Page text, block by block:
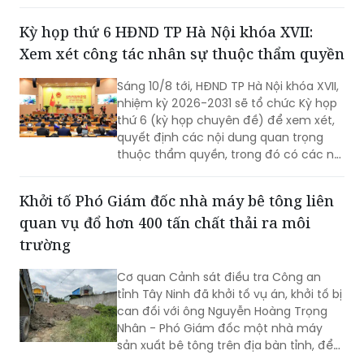
Kỳ họp thứ 6 HĐND TP Hà Nội khóa XVII:
Xem xét công tác nhân sự thuộc thẩm quyền
Sáng 10/8 tới, HĐND TP Hà Nội khóa XVII,
nhiệm kỳ 2026-2031 sẽ tổ chức Kỳ họp
thứ 6 (kỳ họp chuyên đề) để xem xét,
quyết định các nội dung quan trọng
thuộc thẩm quyền, trong đó có các nội
Khởi tố Phó Giám đốc nhà máy bê tông liên
quan vụ đổ hơn 400 tấn chất thải ra môi
trường
Cơ quan Cảnh sát điều tra Công an
tỉnh Tây Ninh đã khởi tố vụ án, khởi tố bị
can đối với ông Nguyễn Hoàng Trọng
Nhân - Phó Giám đốc một nhà máy
sản xuất bê tông trên địa bàn tỉnh, để